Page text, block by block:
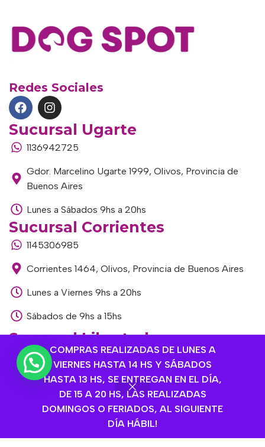
COMPRAS REALIZADAS DE LUNES A
VIERNES HASTA 14 HS Y SÁBADOS
HASTA 13 HS, SE ENTREGAN EN EL DÍA,
DE 15 A 20 HS, LAS REALIZADAS
DOMINGOS O FERIADOS, AL SIGUIENTE
DÍA HÁBIL!
Redes Sociales
Sucursal Ugarte
1136942725
Gdor. Marcelino Ugarte 1999, Olivos, Provincia de
Buenos Aires
Lunes a Sábados 9hs a 20hs
Sucursal Corrientes
1145306985
Corrientes 1464, Olivos, Provincia de Buenos Aires
Lunes a Viernes 9hs a 20hs
Sábados de 9hs a 15hs
Sucursal Libertador
1168893524
Av. del Libertador 1915, Vte. López, Provincia de
Buenos Aires
Lunes a Viernes de 9hs a 13hs / 16hs a 20hs
Sábados de 9hs a 15hs